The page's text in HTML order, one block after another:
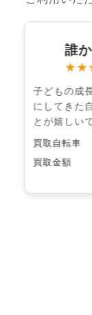
誰
子どもの成
にしてきた
とが嬉しい
買取自転車
買取金額